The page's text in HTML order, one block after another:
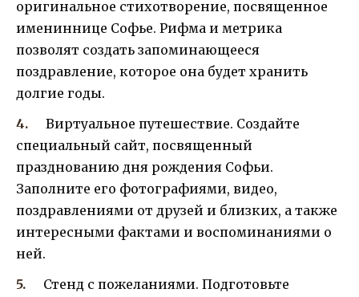
оригинальное стихотворение, посвященное
имениннице Софье. Рифма и метрика
позволят создать запоминающееся
поздравление, которое она будет хранить
долгие годы.
Виртуальное путешествие. Создайте
специальный сайт, посвященный
празднованию дня рождения Софьи.
Заполните его фотографиями, видео,
поздравлениями от друзей и близких, а также
интересными фактами и воспоминаниями о
ней.
Стенд с пожеланиями. Подготовьте